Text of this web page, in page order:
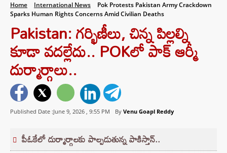
Home International News
Pok Protests Pakistan Army Crackdown
Sparks Human Rights Concerns Amid Civilian Deaths
Pakistan: గర్భిణీలు, చిన్న పిల్లల్ని
కూడా వదల్లేదు.. POKలో పాక్ ఆర్మీ
దుర్మార్గాలు..
Published Date :June 9, 2026 , 9:55 PM By Venu Goapl Reddy
పీఓకేలో దుర్మార్గాలకు పాల్పడుతున్న పాకిస్తాన్..